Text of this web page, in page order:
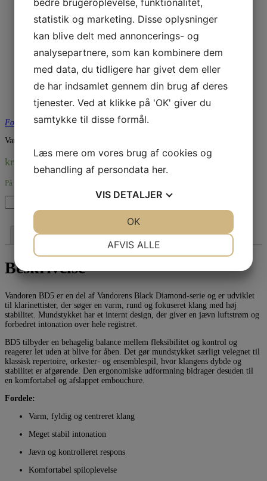
Instrument:
Bb-klarinet (Boehm-system)
Materiale: Ebonit (Black Diamond)
Åbning:113 (1/100mm) – Medium
Facing: Medium
Klangprofil:Varm, fyldig, fokuseret
Kode:CM1005
Forklaring af mundstykkets struktur og dets åbning
Varenummer (SKU):
kr.
På lager
Vandoren
BD5
Mundstykke
Beskrivelse Anmeldelser (0)
Beskrivelse
Vandoren BD5 er en del af Vandorens Black Diamond-serie og er udviklet
til klarinettister, der søger en varm, rund og fokuseret klang med høj
stabilitet. Mundstykket har et internt design, der giver en jævn luftstrøm og
forbedret intonation over hele registret.
BD5 tilbyder en behagelig balance mellem fleksibilitet og kontrol og
reagerer let uden at blive for åben. Det gør mundstykket særligt velegnet til
klassisk repertoire, orkester- og ensemblespil, hvor klangens dybde og
stabilitet er afgørende. Den ergonomiske udformning bidrager desuden til
en komfortabel og afslappet embouchure.
Fordele:
Varm, fyldig og centreret klang
Meget stabil intonation
Jævn og kontrolleret respons
Komfortabel spiloplevelse
statistik og marketing. Disse oplysninger
kan blive delt med annoncerings- og
analysepartnere, som kan kombinere dem
med data, du tidligere har givet dem eller
de har indsamlet gennem din brug af deres
tjenester. Ved at klikke på 'OK' giver du
samtykke til disse formål.
Læs mere om vores brug af cookies og
behandling af persondata her.
VIS DETALJER
AFVIS ALLE
OK